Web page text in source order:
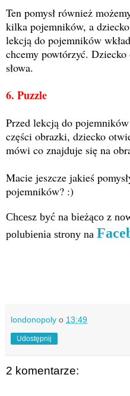
Ten pomysł również
kilka pojemników, a
lekcją do pojemników
chcemy powtórzyć.
słowa.
6. Puzzle
Przed lekcją do
części obrazki, dziecko
mówi co znajduje się na
Macie jeszcze jakieś
pojemników? :)
Chcesz być na bieżąco z
polubienia strony na
londonopoly o 13:49
Udostępnij
2 komentarze: